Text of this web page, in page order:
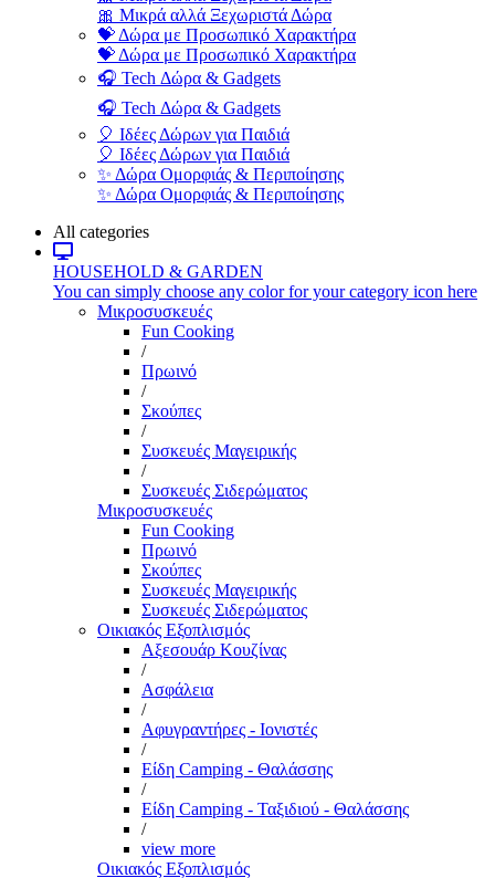
🎀 Μικρά αλλά Ξεχωριστά Δώρα
💝 Δώρα με Προσωπικό Χαρακτήρα
💝 Δώρα με Προσωπικό Χαρακτήρα
🎧 Tech Δώρα & Gadgets
🎧 Tech Δώρα & Gadgets
🎈 Ιδέες Δώρων για Παιδιά
🎈 Ιδέες Δώρων για Παιδιά
✨ Δώρα Ομορφιάς & Περιποίησης
✨ Δώρα Ομορφιάς & Περιποίησης
All categories
HOUSEHOLD & GARDEN
You can simply choose any color for your category icon here
Μικροσυσκευές
Fun Cooking
/
Πρωινό
/
Σκούπες
/
Συσκευές Μαγειρικής
/
Συσκευές Σιδερώματος
Μικροσυσκευές
Fun Cooking
Πρωινό
Σκούπες
Συσκευές Μαγειρικής
Συσκευές Σιδερώματος
Οικιακός Εξοπλισμός
Αξεσουάρ Κουζίνας
/
Ασφάλεια
/
Αφυγραντήρες - Ιονιστές
/
Είδη Camping - Θαλάσσης
/
Είδη Camping - Ταξιδιού - Θαλάσσης
/
view more
Οικιακός Εξοπλισμός